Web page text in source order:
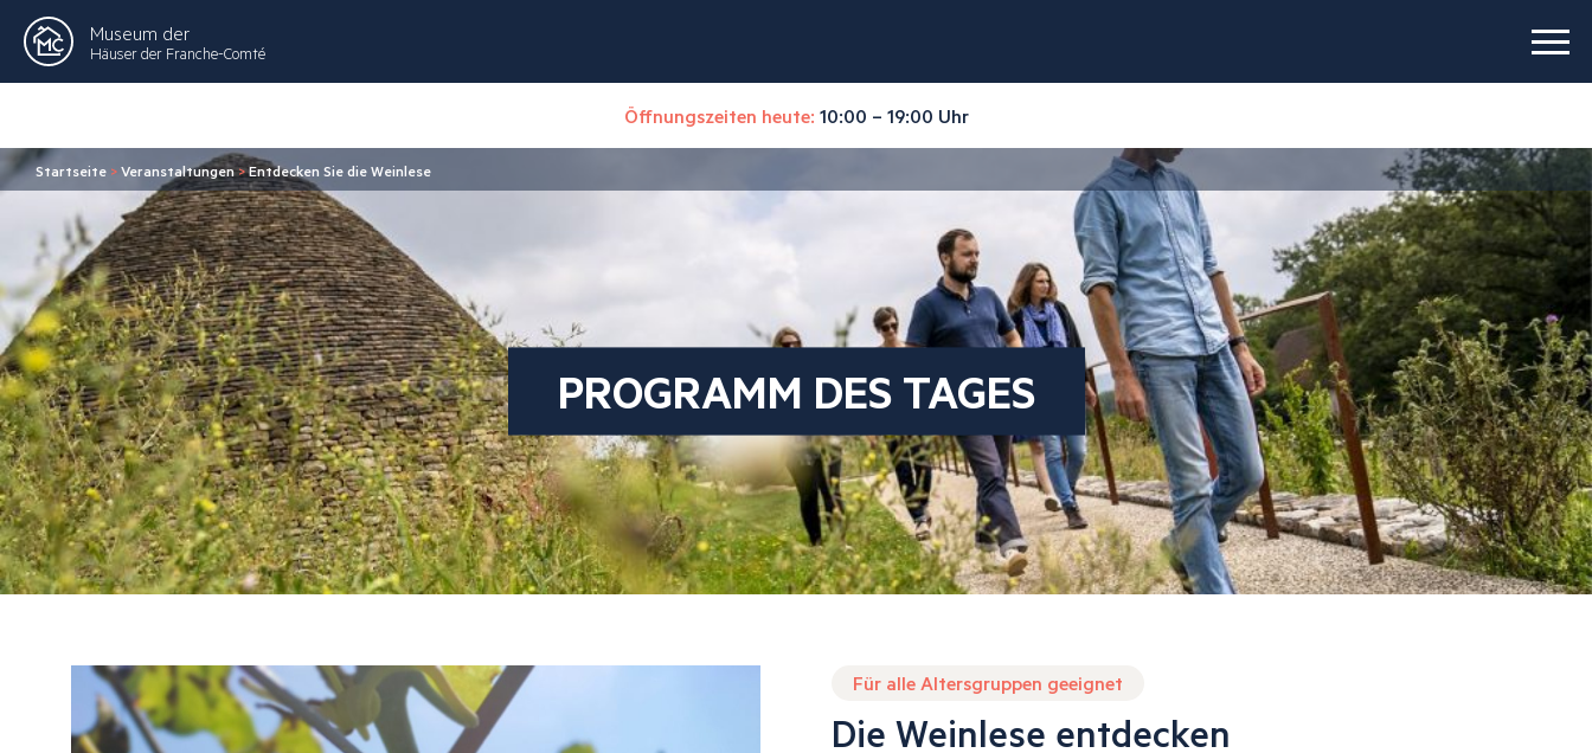
Museum der
Häuser der Franche-Comté
Öffnungszeiten heute: 10:00 – 19:00 Uhr
Startseite >Veranstaltungen>Entdecken Sie die Weinlese
PROGRAMM DES TAGES
Für alle Altersgruppen geeignet
Die Weinlese entdecken